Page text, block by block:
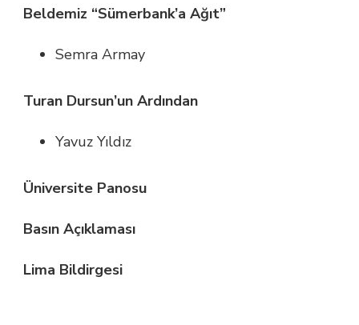
Beldemiz “Sümerbank’a Ağıt”
Semra Armay
Turan Dursun’un Ardından
Yavuz Yıldız
Üniversite Panosu
Basın Açıklaması
Lima Bildirgesi